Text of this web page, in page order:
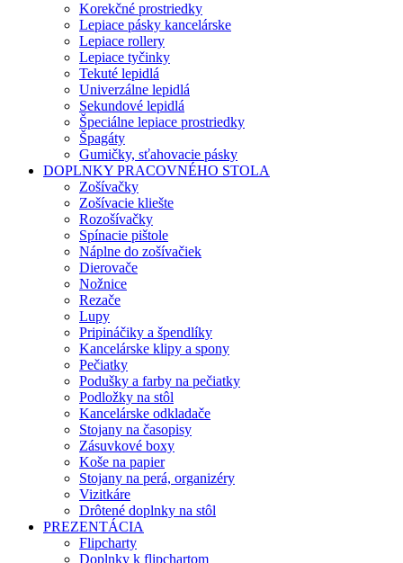
Korekčné prostriedky
Lepiace pásky kancelárske
Lepiace rollery
Lepiace tyčinky
Tekuté lepidlá
Univerzálne lepidlá
Sekundové lepidlá
Špeciálne lepiace prostriedky
Špagáty
Gumičky, sťahovacie pásky
DOPLNKY PRACOVNÉHO STOLA
Zošívačky
Zošívacie kliešte
Rozošívačky
Spínacie pištole
Náplne do zošívačiek
Dierovače
Nožnice
Rezače
Lupy
Pripináčiky a špendlíky
Kancelárske klipy a spony
Pečiatky
Podušky a farby na pečiatky
Podložky na stôl
Kancelárske odkladače
Stojany na časopisy
Zásuvkové boxy
Koše na papier
Stojany na perá, organizéry
Vizitkáre
Drôtené doplnky na stôl
PREZENTÁCIA
Flipcharty
Doplnky k flipchartom